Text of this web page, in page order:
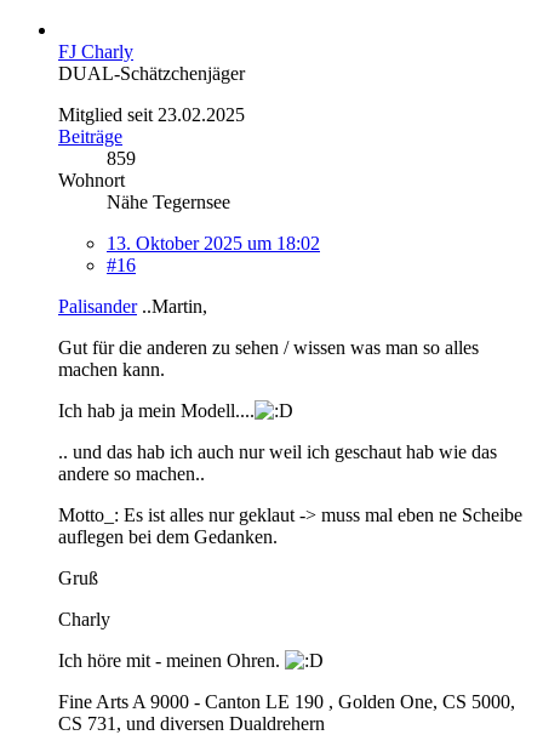
FJ Charly
DUAL-Schätzchenjäger
Mitglied seit 23.02.2025
Beiträge
859
Wohnort
Nähe Tegernsee
13. Oktober 2025 um 18:02
#16
Palisander..Martin,
Gut für die anderen zu sehen / wissen was man so alles
machen kann.
Ich hab ja mein Modell....
.. und das hab ich auch nur weil ich geschaut hab wie das
andere so machen..
Motto_: Es ist alles nur geklaut -> muss mal eben ne Scheibe
auflegen bei dem Gedanken.
Gruß
Charly
Ich höre mit - meinen Ohren.
Fine Arts A 9000 - Canton LE 190 , Golden One, CS 5000,
CS 731, und diversen Dualdrehern